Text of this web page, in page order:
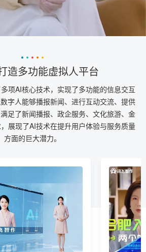
造多功能虚拟人平台
项AI核心技术，实现了多功能的信息交互
字人能够播报新闻、进行互动交流、提供
足了新闻播报、政企服务、文化旅游、金
展现了AI技术在提升用户体验与服务质量
方面的巨大潜力。